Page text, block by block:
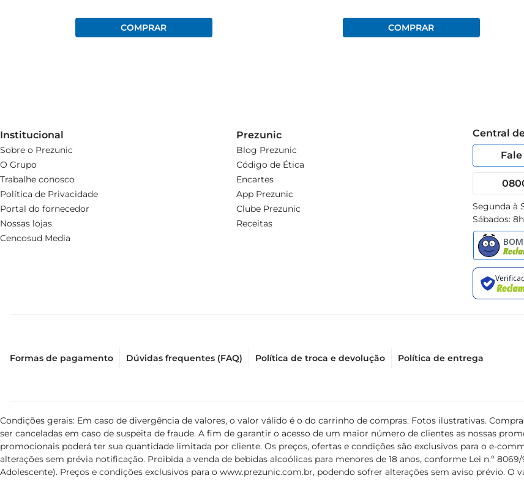
Institucional
Sobre o Prezunic
O Grupo
Trabalhe conosco
Política de Privacidade
Portal do fornecedor
Nossas lojas
Cencosud Media
Prezunic
Blog Prezunic
Código de Ética
Encartes
App Prezunic
Clube Prezunic
Receitas
Central
Segunda à
Sábados:
Formas de pagamento Dúvidas frequentes (FAQ) Política de troca e devolução Política de entrega
Condições gerais: Em caso de divergência de valores, o valor válido é o do carrinho de compras. Fotos ilustrativas.
ser canceladas em caso de suspeita de fraude. A fim de garantir o acesso de um maior número de clientes as nossas
promocionais poderá ter sua quantidade limitada por cliente. Os preços, ofertas e condições são exclusivos para o e-
alterações sem prévia notificação. Proibida a venda de bebidas alcoólicas para menores de 18 anos, conforme Lei n.º
Adolescente). Preços e condições exclusivos para o www.prezunic.com.br, podendo sofrer alterações sem aviso prévio. O